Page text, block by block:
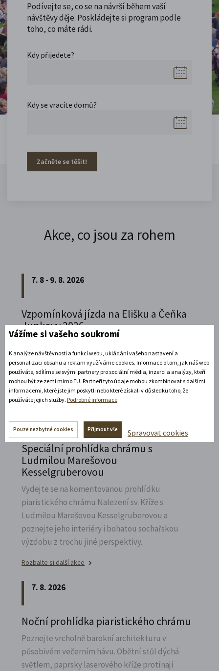
Podívejte se, co se na návrší během vaší
návštěvy děje. Poskládejte si program podle
toho, co máte rádi.
Kdy přijedete?
Kdy se vracíte domů?
Začněte se těšit!
Akce, co jsou za rohem
7. 8 - 9. 8. 2026
Vzpomínková jízda na Elišku a Čeňka
Junkovy 2026
vzpomenout na naší první českou závodnici,
Elišku Junkovou.
Rozbalte si další akce
Speciální prohlídka chrámu s
Ludmilou Marešovou
Kesselgruberovou
Vydejte se na komentovanou prohlídku
piaristického chrámu Nalezení sv. Kříže s
Ludmilou Marešovou Kesselgruberovou a
poznejte jeho interiéry i bohatou sochařskou
výzdobu z trochu jiné perspektivy.
Rozbalte si další akce
7. 8. 2026
Noční prohlídka piaristického chrámu
Poznejte vrcholně barokní architekturu v
působivém večerním hávu. Obětní stůl dýchá
světlem, paprsky laserového kříže protínají
Vážíme si vašeho soukromí
K analýze návštěvnosti a funkcí webu, ukládání vašeho nastavení a
personalizaci obsahu a reklam využíváme cookies. Informace o tom, jak náš web
používáte, sdílíme se svými partnery pro sociální média, inzerci a analýzy, kteří
mohou být ze zemí mimo EU. Partneři tyto údaje mohou zkombinovat s dalšími
informacemi, které jste jim poskytli nebo které získali v důsledku toho, že
používáte jejich služby. Podrobné informace
Pouze nezbytné cookies Přijmout vše Spravovat cookies